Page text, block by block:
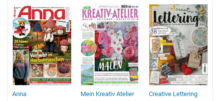
Anna Mein Kreativ Atelier Creative Lettering